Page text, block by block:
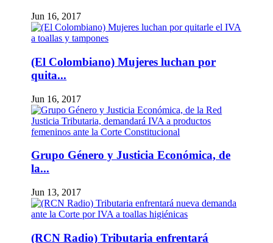
Jun 16, 2017
(El Colombiano) Mujeres luchan por
quita...
Jun 16, 2017
Grupo Género y Justicia Económica, de
la...
Jun 13, 2017
(RCN Radio) Tributaria enfrentará